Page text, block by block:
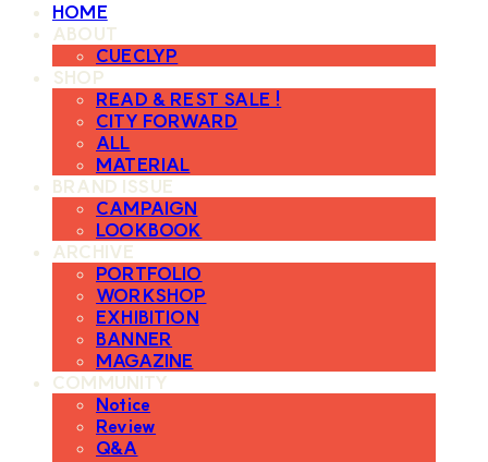
HOME
ABOUT
CUECLYP
SHOP
READ & REST SALE !
CITY FORWARD
ALL
MATERIAL
BRAND ISSUE
CAMPAIGN
LOOKBOOK
ARCHIVE
PORTFOLIO
WORKSHOP
EXHIBITION
BANNER
MAGAZINE
COMMUNITY
Notice
Review
Q&A